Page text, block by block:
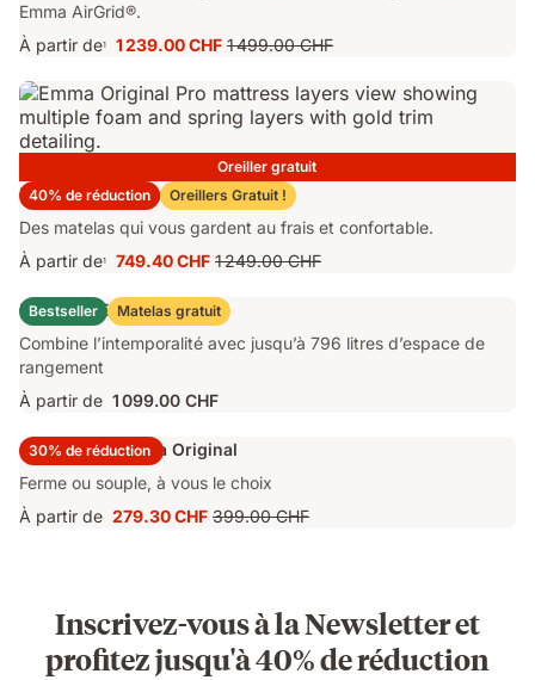
Emma AirGrid®.
À partir de1
Prix
1 239.00 CHF Prix
1 499.00 CHF
1 499.00 CHF
Oreiller gratuit
40% de réduction
Oreillers Gratuit !
Matelas Emma Original Pro
Des matelas qui vous gardent au frais et confortable.
À partir de1
Prix
749.40 CHF
749.40 CHF Prix
d'origine
1 249.00 CHF
1 249.00 CHF
Bestseller Matelas gratuit
Lit Coffre Emma Original
Combine l’intemporalité avec jusqu’à 796 litres d’espace de
rangement
À partir de 1 099.00 CHF
30% de réduction
Surmatelas Emma Original
Ferme ou souple, à vous le choix
À partir de Prix
279.30 CHF Prix
399.00 CHF
Inscrivez-vous à la Newsletter et
profitez jusqu'à 40% de réduction